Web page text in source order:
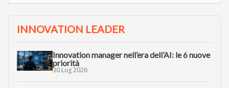
INNOVATION LEADER
Innovation manager nell’era dell’AI: le 6 nuove
priorità
30 Lug 2026